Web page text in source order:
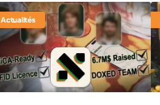
Actualités